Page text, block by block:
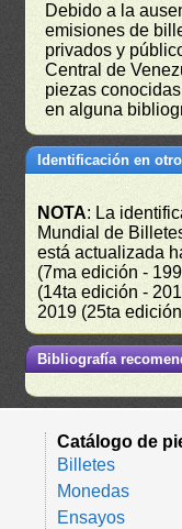
Debido a la
emisiones de
privados y
Central de
piezas
en alguna
Identificación en
NOTA: La
Mundial de
está actualizada
(7ma edición -
(14ta edición -
2019 (25ta
Bibliografía
Catálogo de
Billetes
Monedas
Ensayos